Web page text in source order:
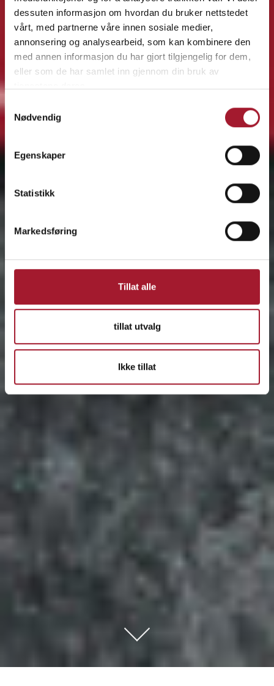
dessuten informasjon om hvordan du bruker nettstedet
vårt, med partnerne våre innen sosiale medier,
annonsering og analysearbeid, som kan kombinere den
med annen informasjon du har gjort tilgjengelig for dem,
eller som de har samlet inn gjennom din bruk av
Samtykkevalg
Nødvendig
Egenskaper
Statistikk
Markedsføring
Tillat alle
tillat utvalg
Ikke tillat